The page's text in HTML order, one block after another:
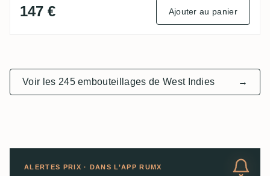
147 € Ajouter au panier
Voir les 245 embouteillages de West Indies →
ALERTES PRIX · DANS L’APP RUMX